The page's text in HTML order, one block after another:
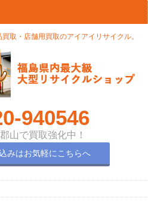
取・店舗用買取のアイアイリサイクル。
940546
山で買取強化中！
みはお気軽にこちらへ